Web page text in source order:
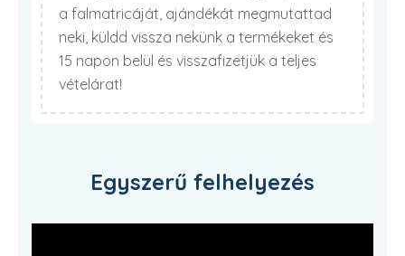
a falmatricáját, ajándékát megmutattad
neki, küldd vissza nekünk a termékeket és
15 napon belül és visszafizetjük a teljes
vételárat!
Egyszerű felhelyezés